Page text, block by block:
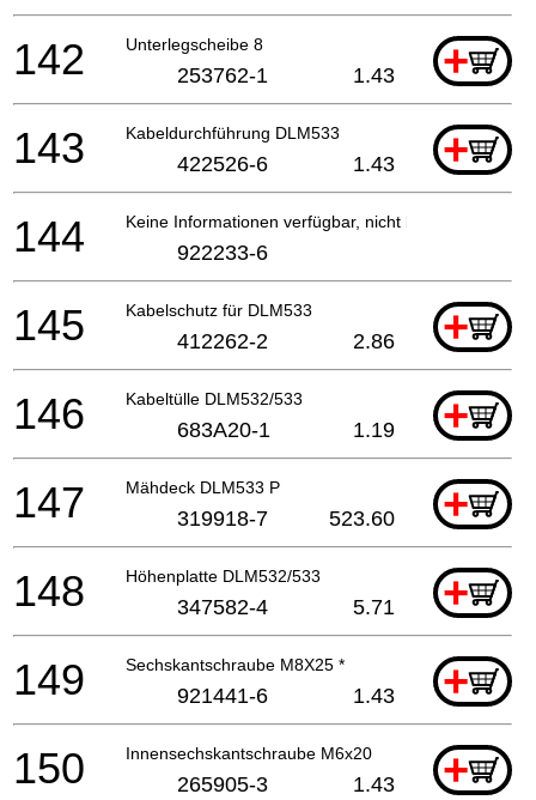
Unterlegscheibe 8 +
142 253762-1 1.43
Kabeldurchführung DLM533 +
143 422526-6 1.43
Keine Informationen verfügbar, nicht bestellbar
144 922233-6
Kabelschutz für DLM533 +
145 412262-2 2.86
Kabeltülle DLM532/533 +
146 683A20-1 1.19
Mähdeck DLM533 P +
147 319918-7 523.60
Höhenplatte DLM532/533 +
148 347582-4 5.71
Sechskantschraube M8X25 * +
149 921441-6 1.43
Innensechskantschraube M6x20 +
150 265905-3 1.43